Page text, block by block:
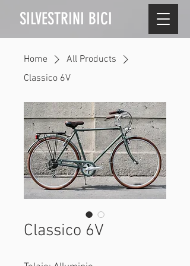
SILVESTRINI BICI
Home
All Products
Classico 6V
Classico 6V